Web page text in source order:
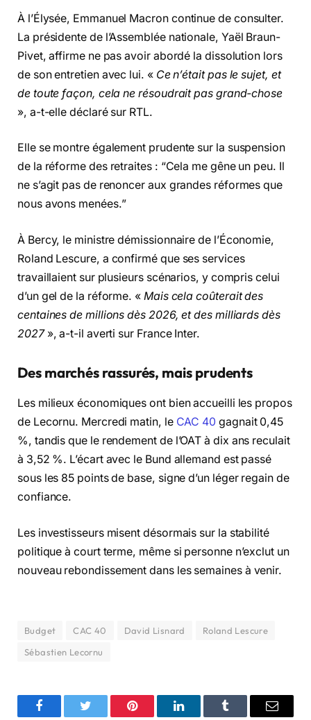
À l’Élysée, Emmanuel Macron continue de consulter.
La présidente de l’Assemblée nationale, Yaël Braun-
Pivet, affirme ne pas avoir abordé la dissolution lors
de son entretien avec lui. « Ce n’était pas le sujet, et
de toute façon, cela ne résoudrait pas grand-chose
», a-t-elle déclaré sur RTL.
Elle se montre également prudente sur la suspension
de la réforme des retraites : “Cela me gêne un peu. Il
ne s’agit pas de renoncer aux grandes réformes que
nous avons menées.”
À Bercy, le ministre démissionnaire de l’Économie,
Roland Lescure, a confirmé que ses services
travaillaient sur plusieurs scénarios, y compris celui
d’un gel de la réforme. « Mais cela coûterait des
centaines de millions dès 2026, et des milliards dès
2027 », a-t-il averti sur France Inter.
Des marchés rassurés, mais prudents
Les milieux économiques ont bien accueilli les propos
de Lecornu. Mercredi matin, le CAC 40 gagnait 0,45
%, tandis que le rendement de l’OAT à dix ans reculait
à 3,52 %. L’écart avec le Bund allemand est passé
sous les 85 points de base, signe d’un léger regain de
confiance.
Les investisseurs misent désormais sur la stabilité
politique à court terme, même si personne n’exclut un
nouveau rebondissement dans les semaines à venir.
Budget CAC 40 David Lisnard
Roland Lescure
Sébastien Lecornu
FacebookTwitter Pinterest LinkedInTumblr Email